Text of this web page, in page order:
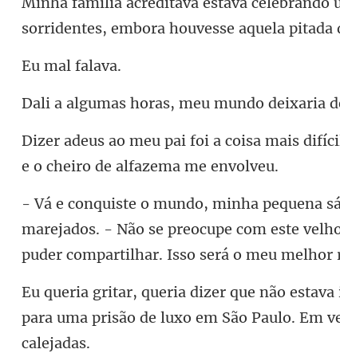
sorridentes, embora h
al f
ras, meu mundo de
marejados. - Não se preocupe com este
para uma prisão de luxo em São P